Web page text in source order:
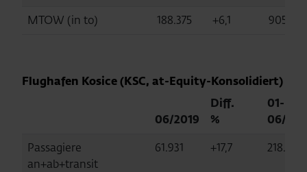
MTOW (in to)
188.375 +6,1 905.915
Flughafen Kosice (KSC, at-Equity-Konsolidiert)
06/2019
Diff.
%
01-
06/
Passagiere
an+ab+transit
61.931 +17,7 218.052